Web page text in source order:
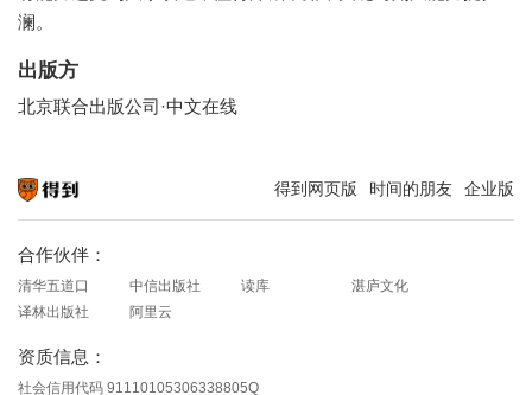
澜。
出版方
北京联合出版公司·中文在线
得到网页版 时间的朋友 企业版
合作伙伴：
清华五道口 中信出版社 读库
湛庐文化
译林出版社
阿里云
资质信息：
社会信用代码 91110105306338805Q